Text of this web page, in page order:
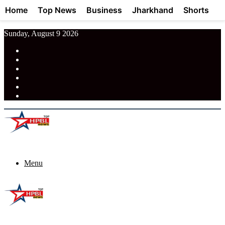
Sunday, August 9 2026
Menu
Home Top News Business Jharkhand Shorts